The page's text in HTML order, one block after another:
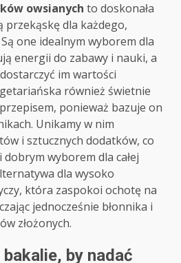
owsianych to doskonała
przekąskę dla każdego,
one idealnym wyborem dla
energii do zabawy i nauki, a
im wartości
również świetnie
ponieważ bazuje on
Unikamy w nim
i sztucznych dodatków, co
wyborem dla całej
dla wysoko
która zaspokoi ochotę na
jednocześnie błonnika i
złożonych.
by nadać